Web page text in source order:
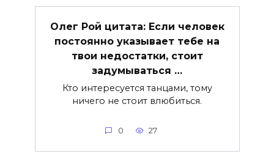
Олег Рой цитата: Если человек
постоянно указывает тебе на
твои недостатки, стоит
задумываться …
Кто интересуется танцами, тому
ничего не стоит влюбиться.
0 27